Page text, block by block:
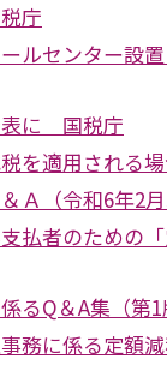
庁
ルセンター設
に 国税庁
を適用される
Ａ（令和6年2
払者のための「
るQ＆A集（
務に係る定額